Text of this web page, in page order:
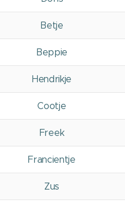
Betje
Beppie
Hendrikje
Cootje
Freek
Francientje
Zus